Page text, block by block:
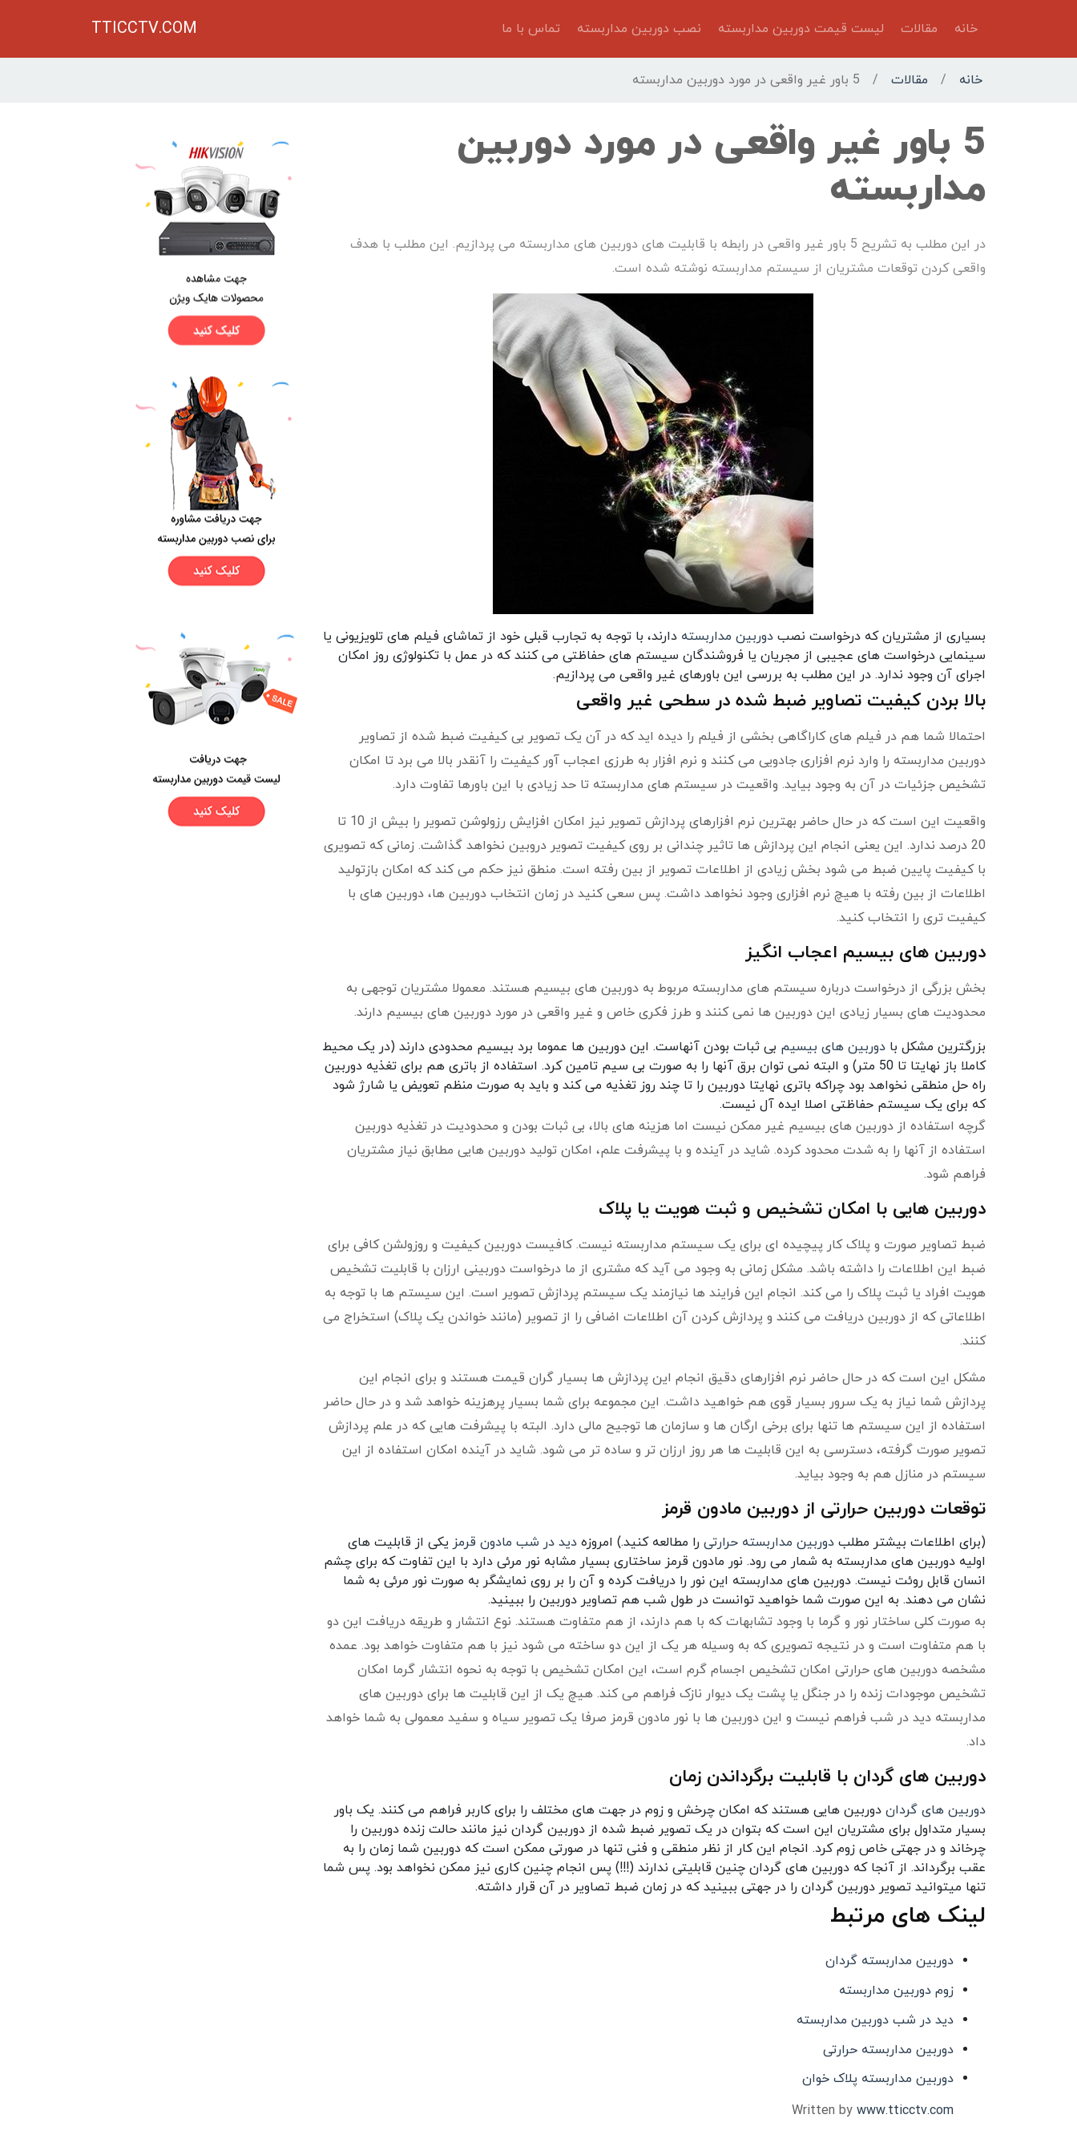
خانه مقالات لیست قیمت دوربین مداربسته نصب دوربین مداربسته تماس با ما TTICCTV.COM
خانه / مقالات / 5 باور غیر واقعی در مورد دوربین مداربسته
5 باور غیر واقعی در مورد دوربین
مداربسته
در این مطلب به تشریح 5 باور غیر واقعی در رابطه با قابلیت های دوربین های مداربسته می پردازیم. این مطلب با هدف
واقعی کردن توقعات مشتریان از سیستم مداربسته نوشته شده است.
بسیاری از مشتریان که درخواست نصب دوربین مداربسته دارند، با توجه به تجارب قبلی خود از تماشای فیلم های تلویزیونی یا
سینمایی درخواست های عجیبی از مجریان یا فروشندگان سیستم های حفاظتی می کنند که در عمل با تکنولوژی روز امکان
اجرای آن وجود ندارد. در این مطلب به بررسی این باورهای غیر واقعی می پردازیم.
بالا بردن کیفیت تصاویر ضبط شده در سطحی غیر واقعی
احتمالا شما هم در فیلم های کاراگاهی بخشی از فیلم را دیده اید که در آن یک تصویر بی کیفیت ضبط شده از تصاویر
دوربین مداربسته را وارد نرم افزاری جادویی می کنند و نرم افزار به طرزی اعجاب آور کیفیت را آنقدر بالا می برد تا امکان
تشخیص جزئیات در آن به وجود بیاید. واقعیت در سیستم های مداربسته تا حد زیادی با این باورها تفاوت دارد.
واقعیت این است که در حال حاضر بهترین نرم افزارهای پردازش تصویر نیز امکان افزایش رزولوشن تصویر را بیش از 10 تا
20 درصد ندارد. این یعنی انجام این پردازش ها تاثیر چندانی بر روی کیفیت تصویر دروبین نخواهد گذاشت. زمانی که تصویری
با کیفیت پایین ضبط می شود بخش زیادی از اطلاعات تصویر از بین رفته است. منطق نیز حکم می کند که امکان بازتولید
اطلاعات از بین رفته با هیچ نرم افزاری وجود نخواهد داشت. پس سعی کنید در زمان انتخاب دوربین ها، دوربین های با
کیفیت تری را انتخاب کنید.
دوربین های بیسیم اعجاب انگیز
بخش بزرگی از درخواست درباره سیستم های مداربسته مربوط به دوربین های بیسیم هستند. معمولا مشتریان توجهی به
محدودیت های بسیار زیادی این دوربین ها نمی کنند و طرز فکری خاص و غیر واقعی در مورد دوربین های بیسیم دارند.
بزرگترین مشکل با دوربین های بیسیم بی ثبات بودن آنهاست. این دوربین ها عموما برد بیسیم محدودی دارند (در یک محیط
کاملا باز نهایتا تا 50 متر) و البته نمی توان برق آنها را به صورت بی سیم تامین کرد. استفاده از باتری هم برای تغذیه دوربین
راه حل منطقی نخواهد بود چراکه باتری نهایتا دوربین را تا چند روز تغذیه می کند و باید به صورت منظم تعویض یا شارژ شود
که برای یک سیستم حفاظتی اصلا ایده آل نیست.
گرچه استفاده از دوربین های بیسیم غیر ممکن نیست اما هزینه های بالا، بی ثبات بودن و محدودیت در تغذیه دوربین
استفاده از آنها را به شدت محدود کرده. شاید در آینده و با پیشرفت علم، امکان تولید دوربین هایی مطابق نیاز مشتریان
فراهم شود.
دوربین هایی با امکان تشخیص و ثبت هویت یا پلاک
ضبط تصاویر صورت و پلاک کار پیچیده ای برای یک سیستم مداربسته نیست. کافیست دوربین کیفیت و روزولشن کافی برای
ضبط این اطلاعات را داشته باشد. مشکل زمانی به وجود می آید که مشتری از ما درخواست دوربینی ارزان با قابلیت تشخیص
هویت افراد یا ثبت پلاک را می کند. انجام این فرایند ها نیازمند یک سیستم پردازش تصویر است. این سیستم ها با توجه به
اطلاعاتی که از دوربین دریافت می کنند و پردازش کردن آن اطلاعات اضافی را از تصویر (مانند خواندن یک پلاک) استخراج می
کنند.
مشکل این است که در حال حاضر نرم افزارهای دقیق انجام این پردازش ها بسیار گران قیمت هستند و برای انجام این
پردازش شما نیاز به یک سرور بسیار قوی هم خواهید داشت. این مجموعه برای شما بسیار پرهزینه خواهد شد و در حال حاضر
استفاده از این سیستم ها تنها برای برخی ارگان ها و سازمان ها توجیح مالی دارد. البته با پیشرفت هایی که در علم پردازش
تصویر صورت گرفته، دسترسی به این قابلیت ها هر روز ارزان تر و ساده تر می شود. شاید در آینده امکان استفاده از این
سیستم در منازل هم به وجود بیاید.
توقعات دوربین حرارتی از دوربین مادون قرمز
(برای اطلاعات بیشتر مطلب دوربین مداربسته حرارتی را مطالعه کنید.) امروزه دید در شب مادون قرمز یکی از قابلیت های
اولیه دوربین های مداربسته به شمار می رود. نور مادون قرمز ساختاری بسیار مشابه نور مرئی دارد با این تفاوت که برای چشم
انسان قابل روئت نیست. دوربین های مداربسته این نور را دریافت کرده و آن را بر روی نمایشگر به صورت نور مرئی به شما
نشان می دهند. به این صورت شما خواهید توانست در طول شب هم تصاویر دوربین را ببینید.
به صورت کلی ساختار نور و گرما با وجود تشابهات که با هم دارند، از هم متفاوت هستند. نوع انتشار و طریقه دریافت این دو
با هم متفاوت است و در نتیجه تصویری که به وسیله هر یک از این دو ساخته می شود نیز با هم متفاوت خواهد بود. عمده
مشخصه دوربین های حرارتی امکان تشخیص اجسام گرم است، این امکان تشخیص با توجه به نحوه انتشار گرما امکان
تشخیص موجودات زنده را در جنگل یا پشت یک دیوار نازک فراهم می کند. هیچ یک از این قابلیت ها برای دوربین های
مداربسته دید در شب فراهم نیست و این دوربین ها با نور مادون قرمز صرفا یک تصویر سیاه و سفید معمولی به شما خواهد
داد.
دوربین های گردان با قابلیت برگرداندن زمان
دوربین های گردان دوربین هایی هستند که امکان چرخش و زوم در جهت های مختلف را برای کاربر فراهم می کنند. یک باور
بسیار متداول برای مشتریان این است که بتوان در یک تصویر ضبط شده از دوربین گردان نیز مانند حالت زنده دوربین را
چرخاند و در جهتی خاص زوم کرد. انجام این کار از نظر منطقی و فنی تنها در صورتی ممکن است که دوربین شما زمان را به
عقب برگرداند. از آنجا که دوربین های گردان چنین قابلیتی ندارند (!!!) پس انجام چنین کاری نیز ممکن نخواهد بود. پس شما
تنها میتوانید تصویر دوربین گردان را در جهتی ببینید که در زمان ضبط تصاویر در آن قرار داشته.
لینک های مرتبط
دوربین مداربسته گردان
زوم دوربین مداربسته
دید در شب دوربین مداربسته
دوربین مداربسته حرارتی
دوربین مداربسته پلاک خوان
Written by www.tticctv.com